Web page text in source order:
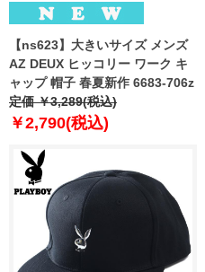
【ns623】大きいサイズ メンズ
AZ DEUX ヒッコリー ワーク キ
ャップ 帽子 春夏新作 6683-706z
定価 ￥3,289(税込)
￥2,790(税込)